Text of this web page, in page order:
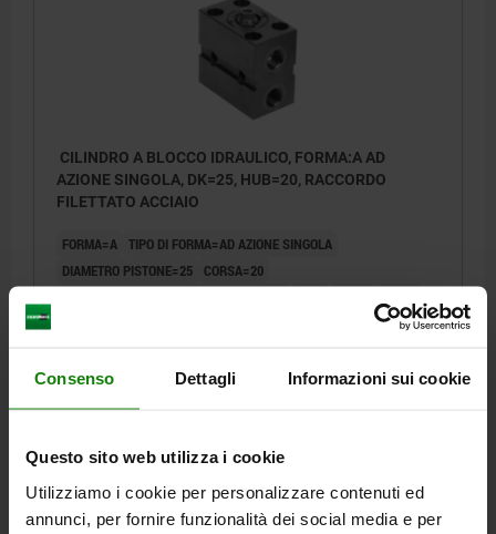
Consenso Dettagli Informazioni sui cookie
Questo sito web utilizza i cookie
Utilizziamo i cookie per personalizzare contenuti ed
annunci, per fornire funzionalità dei social media e per
CILINDRO A BLOCCO IDRAULICO, FORMA:A AD
AZIONE SINGOLA, DK=25, HUB=20, RACCORDO
FILETTATO ACCIAIO
FORMA=A TIPO DI FORMA=AD AZIONE SINGOLA
DIAMETRO PISTONE=25
CORSA=20
G1=G1/4
H=45
L7=18 L8=10
SW=13
SUPERFICIE DEL PISTONE EFFETTIVA (CM²)=4,9
Numero d’ordine: 04624-50-252021011
185,99 €